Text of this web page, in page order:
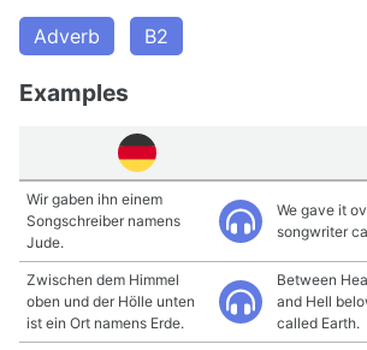
Adverb B2
Examples
Wir gaben ihn einem
Songschreiber namens
Jude.
We gave it
songwriter
Zwischen dem Himmel
oben und der Hölle unten
ist ein Ort namens Erde.
Between
and Hell
called Earth.